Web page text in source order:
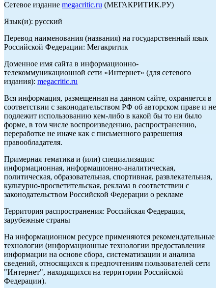
Сетевое издание megacritic.ru (МЕГАКРИТИК.РУ)
Язык(и): русский
Перевод наименования (названия) на государственный язык
Российской Федерации: Мегакритик
Доменное имя сайта в информационно-
телекоммуникационной сети «Интернет» (для сетевого
издания): megacritic.ru
Вся информация, размещенная на данном сайте, охраняется в
соответствии с законодательством РФ об авторском праве и не
подлежит использованию кем-либо в какой бы то ни было
форме, в том числе воспроизведению, распространению,
переработке не иначе как с письменного разрешения
правообладателя.
Примерная тематика и (или) специализация:
информационная, информационно-аналитическая,
политическая, образовательная, спортивная, развлекательная,
культурно-просветительская, реклама в соответствии с
законодательством Российской Федерации о рекламе
Территория распространения: Российская Федерация,
зарубежные страны
На информационном ресурсе применяются рекомендательные
технологии (информационные технологии предоставления
информации на основе сбора, систематизации и анализа
сведений, относящихся к предпочтениям пользователей сети
"Интернет", находящихся на территории Российской
Федерации).